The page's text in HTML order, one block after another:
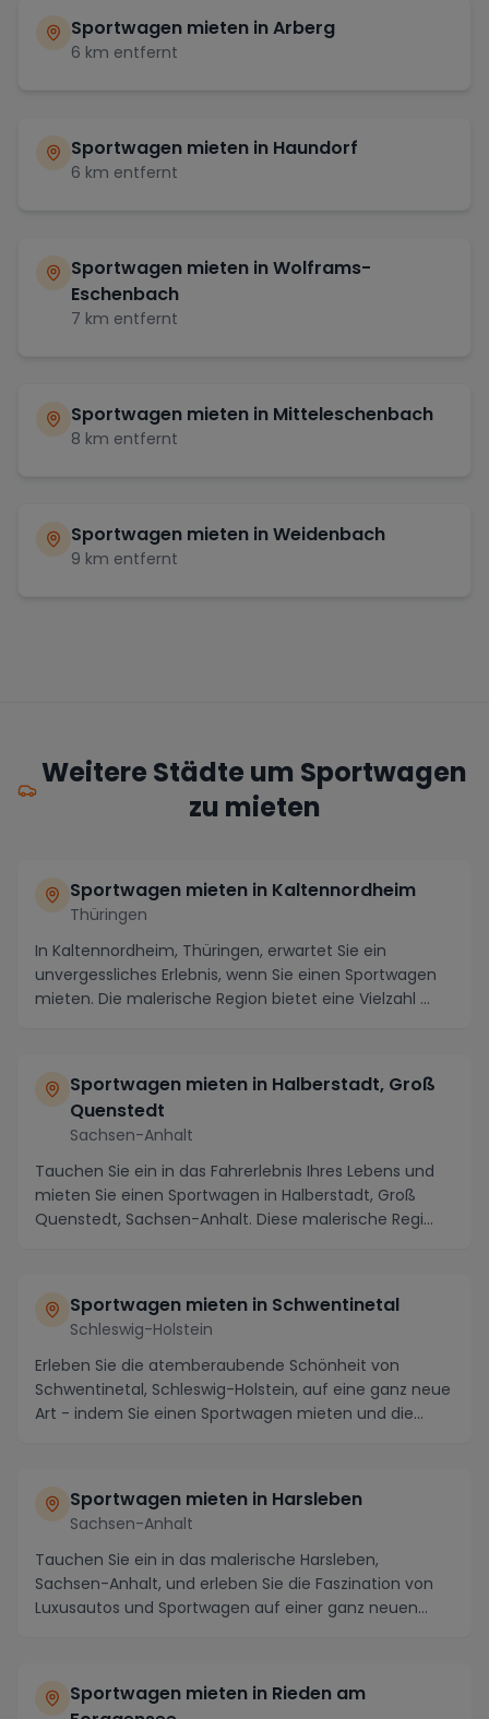
Sportwagen mieten inArberg
6 km entfernt
Sportwagen mieten in Haundorf
6 km entfernt
Sportwagen mieten inWolframs-
Eschenbach
7 km entfernt
Sportwagen mieten in Mitteleschenbach
8 km entfernt
Sportwagen mieten inWeidenbach
9 km entfernt
Weitere Städte um Sportwagen
zu mieten
Sportwagen mieten in Kaltennordheim
Thüringen
In Kaltennordheim, Thüringen, erwartet Sie ein
unvergessliches Erlebnis, wenn Sie einen Sportwagen
mieten. Die malerische Region bietet eine Vielzahl ...
Sportwagen mieten in Halberstadt, Groß
Quenstedt
Sachsen-Anhalt
Tauchen Sie ein in das Fahrerlebnis Ihres Lebens und
mieten Sie einen Sportwagen in Halberstadt, Groß
Quenstedt, Sachsen-Anhalt. Diese malerische Regi...
Sportwagen mieten in Schwentinetal
Schleswig-Holstein
Erleben Sie die atemberaubende Schönheit von
Schwentinetal, Schleswig-Holstein, auf eine ganz neue
Art - indem Sie einen Sportwagen mieten und die
Sportwagen mieten in Harsleben
Sachsen-Anhalt
Tauchen Sie ein in das malerische Harsleben,
Sachsen-Anhalt, und erleben Sie die Faszination von
Luxusautos und Sportwagen auf einer ganz neuen
Sportwagen mieten in Rieden am